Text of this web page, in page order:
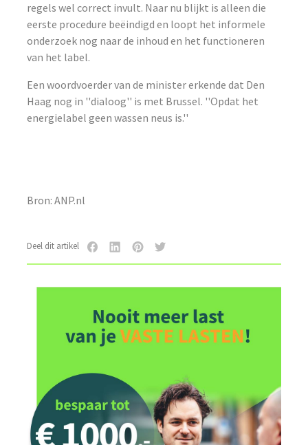
regels wel correct invult. Naar nu blijkt is alleen die
eerste procedure beëindigd en loopt het informele
onderzoek nog naar de inhoud en het functioneren
van het label.
Een woordvoerder van de minister erkende dat Den
Haag nog in ''dialoog'' is met Brussel. ''Opdat het
energielabel geen wassen neus is.''
Bron: ANP.nl
Deel dit artikel